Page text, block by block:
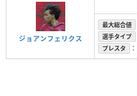
ジョアンフェリクス
最大総合値
選手タイプ
プレスタ ：